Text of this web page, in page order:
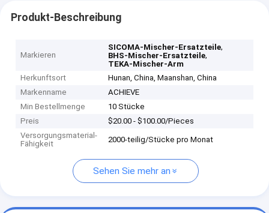
Produkt-Beschreibung
Markieren
SICOMA-Mischer-Ersatzteile,
BHS-Mischer-Ersatzteile,
TEKA-Mischer-Arm
Herkunftsort
Hunan, China, Maanshan, China
Markenname
ACHIEVE
Min Bestellmenge
10 Stücke
Preis
$20.00 - $100.00/Pieces
Versorgungsmaterial-
Fähigkeit
2000-teilig/Stücke pro Monat
Sehen Sie mehr an